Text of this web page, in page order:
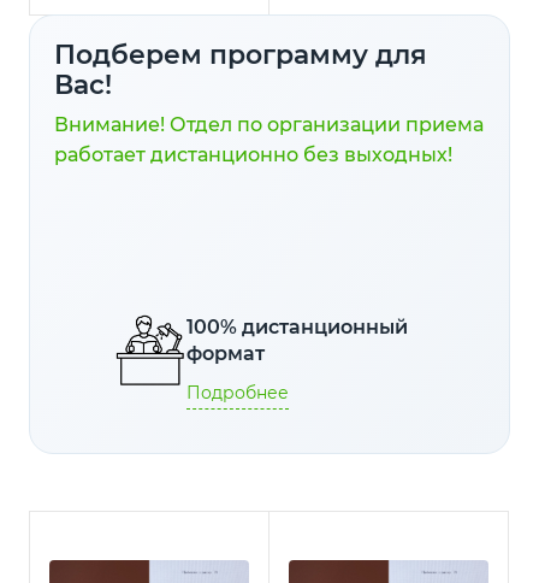
заинтересованными
сторонами.
Подберем программу для
Вас!
Внимание! Отдел по организации приема
работает дистанционно без выходных!
100% дистанционный
формат
Подробнее